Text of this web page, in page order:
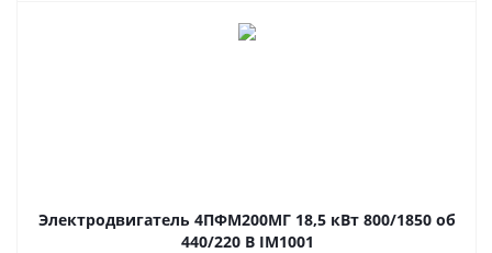
Электродвигатель 4ПФМ200МГ 18,5 кВт 800/1850 об
440/220 В IM1001